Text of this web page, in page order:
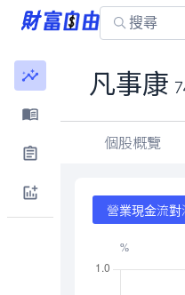
凡事康
個股概覽
營業現金流對